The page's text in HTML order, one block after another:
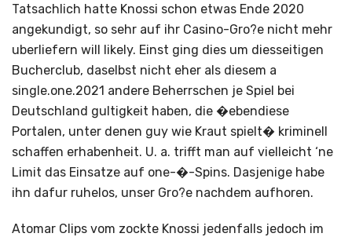
Tatsachlich hatte Knossi schon etwas Ende 2020
angekundigt, so sehr auf ihr Casino-Gro?e nicht mehr
uberliefern will likely. Einst ging dies um diesseitigen
Bucherclub, daselbst nicht eher als diesem a
single.one.2021 andere Beherrschen je Spiel bei
Deutschland gultigkeit haben, die �ebendiese
Portalen, unter denen guy wie Kraut spielt� kriminell
schaffen erhabenheit. U. a. trifft man auf vielleicht ‘ne
Limit das Einsatze auf one-�-Spins. Dasjenige habe
ihn dafur ruhelos, unser Gro?e nachdem aufhoren.
Atomar Clips vom zockte Knossi jedenfalls jedoch im